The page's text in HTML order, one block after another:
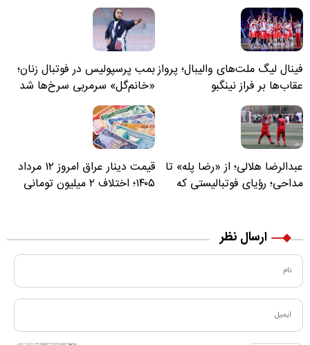
فینال لیگ ملت‌های والیبال؛ پرواز
عقاب‌ها بر فراز نینگبو
بمب پرسپولیس در فوتبال زنان؛
«خانم‌گل» سرمربی سرخ‌ها شد
عبدالرضا هلالی؛ از «رضا پله» تا
مداحی؛ رؤیای فوتبالیستی که
قیمت دینار عراق امروز ۱۲ مرداد
۱۴۰۵؛ اختلاف ۲ میلیون تومانی
ارسال نظر